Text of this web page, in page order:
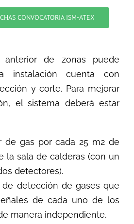
CONVOCATORIA ISM-ATEX
anterior de zonas puede
instalación cuenta con
y corte. Para mejorar
el sistema deberá estar
de gas por cada 25 m2 de
la sala de calderas (con un
detectores).
de detección de gases que
de cada uno de los
manera independiente.